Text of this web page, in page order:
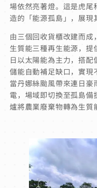
場依然亮著燈。這是虎尾
造的「能源孤島」，展現
由三個回收貨櫃改建而
生質能三種再生能源，
日以太陽能為主力，搭配
儲能自動補足缺口，實現
當丹娜絲颱風帶來連日
電，場域即切換至孤島
爐將農業廢棄物轉為生質